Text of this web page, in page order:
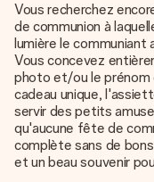
Vous recherchez
de communion à
lumière le
Vous concevez
photo et/ou le prénom
cadeau unique,
servir des petits
qu'aucune fête de
complète sans de
et un beau souvenir